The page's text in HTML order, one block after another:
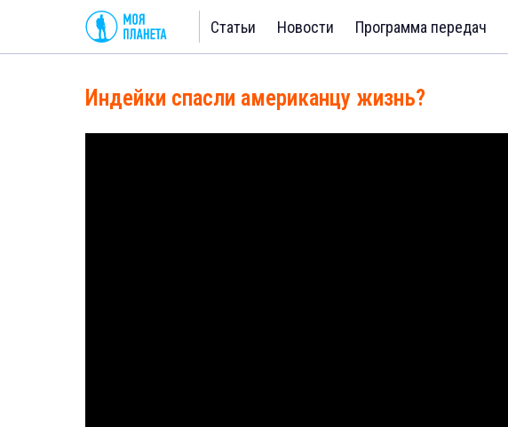
Статьи Новости Программа передач
Индейки спасли американцу жизнь?